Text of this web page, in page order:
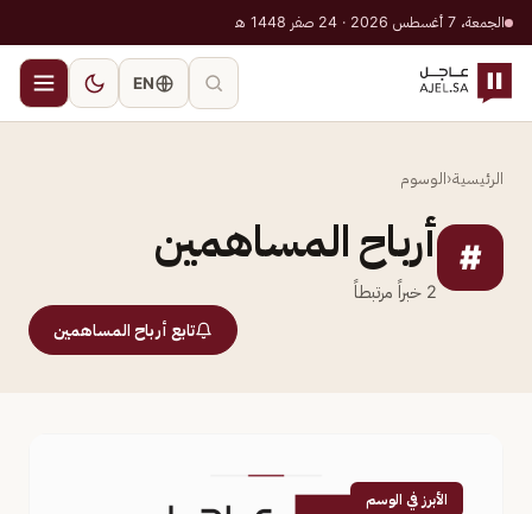
الجمعة، 7 أغسطس 2026 · 24 صفر 1448 هـ
EN
الرئيسية‹الوسوم
# أرباح المساهمين
2 خبراً مرتبطاً
تابع أرباح المساهمين
الأبرز في الوسم